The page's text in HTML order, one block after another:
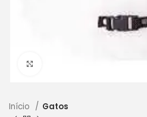
Início Gatos